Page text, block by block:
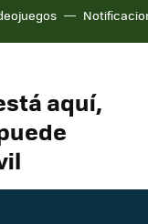
aquí,